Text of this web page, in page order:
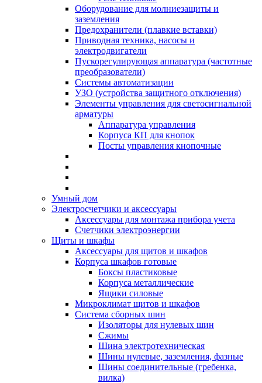
Оборудование для молниезащиты и
заземления
Предохранители (плавкие вставки)
Приводная техника, насосы и
электродвигатели
Пускорегулирующая аппаратура (частотные
преобразователи)
Системы автоматизации
УЗО (устройства защитного отключения)
Элементы управления для светосигнальной
арматуры
Аппаратура управления
Корпуса КП для кнопок
Посты управления кнопочные
Умный дом
Электросчетчики и аксессуары
Аксессуары для монтажа прибора учета
Счетчики электроэнергии
Щиты и шкафы
Аксессуары для щитов и шкафов
Корпуса шкафов готовые
Боксы пластиковые
Корпуса металлические
Ящики силовые
Микроклимат щитов и шкафов
Система сборных шин
Изоляторы для нулевых шин
Сжимы
Шина электротехническая
Шины нулевые, заземления, фазные
Шины соединительные (гребенка,
вилка)